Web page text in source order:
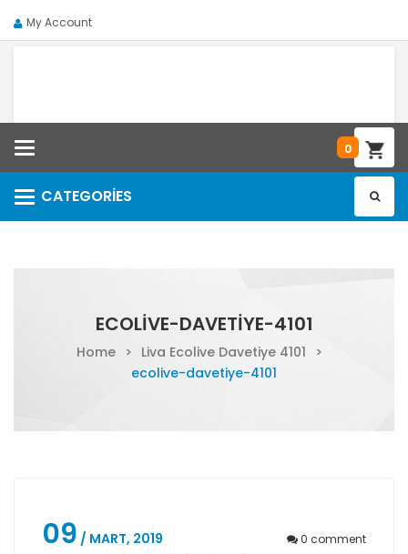
My Account
0
CATEGORIES
Categories
ECOLIVE-DAVETIYE-4101
Home > Liva Ecolive Davetiye 4101
>
ecolive-davetiye-4101
09 / MART, 2019 0 comment